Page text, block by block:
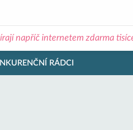
napříč internetem zdarma
RÁDCI